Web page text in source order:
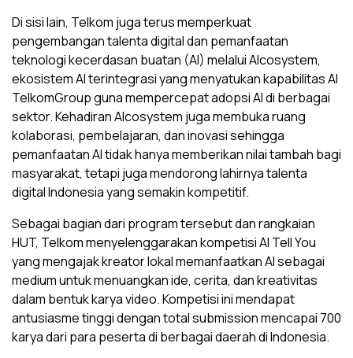
Di sisi lain, Telkom juga terus memperkuat
pengembangan talenta digital dan pemanfaatan
teknologi kecerdasan buatan (AI) melalui AIcosystem,
ekosistem AI terintegrasi yang menyatukan kapabilitas AI
TelkomGroup guna mempercepat adopsi AI di berbagai
sektor. Kehadiran AIcosystem juga membuka ruang
kolaborasi, pembelajaran, dan inovasi sehingga
pemanfaatan AI tidak hanya memberikan nilai tambah bagi
masyarakat, tetapi juga mendorong lahirnya talenta
digital Indonesia yang semakin kompetitif.
Sebagai bagian dari program tersebut dan rangkaian
HUT, Telkom menyelenggarakan kompetisi AI Tell You
yang mengajak kreator lokal memanfaatkan AI sebagai
medium untuk menuangkan ide, cerita, dan kreativitas
dalam bentuk karya video. Kompetisi ini mendapat
antusiasme tinggi dengan total submission mencapai 700
karya dari para peserta di berbagai daerah di Indonesia.